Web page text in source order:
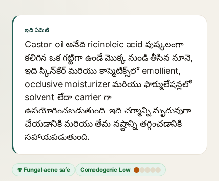
ఇది ఏమిటి
Castor oil అనేది ricinoleic acid పుష్కలంగా
కలిగిన ఒక గట్టిగా ఉండే మొక్క నుండి తీసిన నూనె,
ఇది స్కిన్‌కేర్ మరియు కాస్మెటిక్స్‌లో emollient,
occlusive moisturizer మరియు ఫార్ములేషన్లలో
solvent లేదా carrier గా
ఉపయోగించబడుతుంది. ఇది చర్మాన్ని మృదువుగా
చేయడానికి మరియు తేమ నష్టాన్ని తగ్గించడానికి
సహాయపడుతుంది.
🍄 Fungal-acne safe Comedogenic Low